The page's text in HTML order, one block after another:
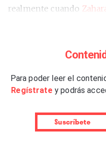
realmente cuando
vida, otro planeta. La
pero en otro mundo, en
Distinto desde luego, y
“La violencia”
melismas del suspiro al
Para poder leer el
Regístrate y podrás
Suscríbete